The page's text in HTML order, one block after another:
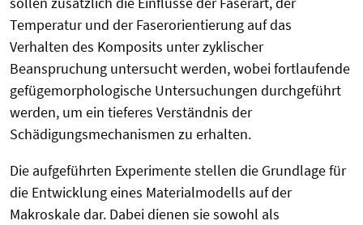
Temperatur und der Faserorientierung auf das
Verhalten des Komposits unter zyklischer
Beanspruchung untersucht werden, wobei fortlaufende
gefügemorphologische Untersuchungen durchgeführt
werden, um ein tieferes Verständnis der
Schädigungsmechanismen zu erhalten.
Die aufgeführten Experimente stellen die Grundlage für
die Entwicklung eines Materialmodells auf der
Makroskale dar. Dabei dienen sie sowohl als